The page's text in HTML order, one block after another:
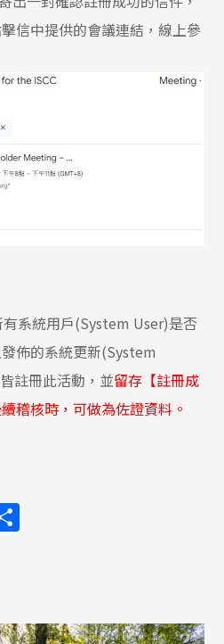
信中提供的會議連結，線上參
系統用戶(System User)是否
佈的系統更新(System
註冊此活動，並留存【註冊成
稽核時，可做為佐證資料。